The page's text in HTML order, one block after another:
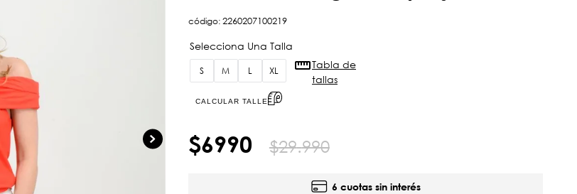
código:2260207100219
S M L XL
CALCULAR TALLE
Tabla de
tallas
$6990 $29.990
6 cuotas sin interés